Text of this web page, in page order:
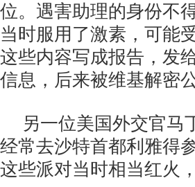
位。遇害助理的身份不
当时服用了激素，可能
这些内容写成报告，发
信息，后来被维基解密
另一位美国外交官马
经常去沙特首都利雅得
这些派对当时相当红火